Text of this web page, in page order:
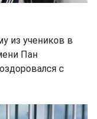
из учеников в
Пан
с